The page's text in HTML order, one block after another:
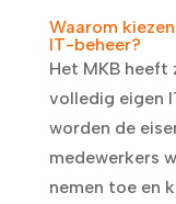
Waarom
IT-beheer?
Het MKB heeft
volledig eigen
worden de
medewerkers
nemen toe en